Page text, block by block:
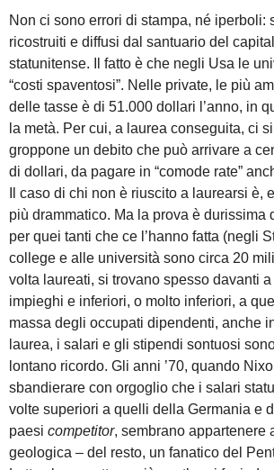
Non ci sono errori di stampa, né iperboli:
ricostruiti e diffusi dal santuario del
statunitense. Il fatto è che negli Usa le
“costi spaventosi”. Nelle private, le più
delle tasse è di 51.000 dollari l’anno, in
la metà. Per cui, a laurea conseguita, ci si
groppone un debito che può arrivare a
di dollari, da pagare in “comode rate”
Il caso di chi non è riuscito a laurearsi è,
più drammatico. Ma la prova è durissima
per quei tanti che ce l’hanno fatta (negli
college e alle università sono circa 20
volta laureati, si trovano spesso davanti
impieghi e inferiori, o molto inferiori, a
massa degli occupati dipendenti, anche
laurea, i salari e gli stipendi sontuosi
lontano ricordo. Gli anni ’70, quando
sbandierare con orgoglio che i salari
volte superiori a quelli della Germania e
paesi competitor, sembrano appartenere
geologica – del resto, un fanatico del